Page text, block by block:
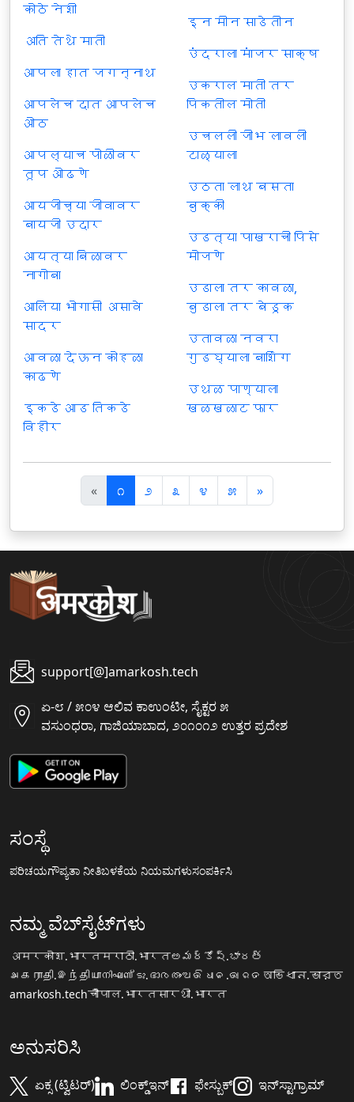
कोठे नेशी
अति तेथे माती
आपला हात जगन्नाथ
आपलेच दात आपलेच
ओठ
आपल्याच पोळीवर
तूप ओढणे
आयजीच्या जीवावर
बायजी उदार
आयत्या बिळावर
नागोबा
आलिया भोगासी असावे
सादर
आवळा देऊन कोहळा
काढणे
इकडे आड तिकडे
विहीर
इन मीन साडेतीन
उंदराला मांजर साक्ष
उकराल माती तर
पिकतील मोती
उचलली जीभ लावली
टाळ्याला
उठता लाथ बसता
बुक्की
उडत्या पाखराची पिसे
मोजणे
उडाला तर कावळा,
बुडाला तर बेडूक
उतावळा नवरा
गुडघ्याला बाशिंग
उथळ पाण्याला
खळखळाट फार
«पि
छ
ला
೧ ೨ ೩ ೪ ೫ »अ
ग
ला
support[@]amarkosh.tech
ಏ-೮ / ೫೦೪ ಆಲಿವ ಕಾಉಂಟೀ, ಸೈಕ್ಟರ ೫
ವಸುಂಧರಾ, ಗಾಜಿಯಾಬಾದ, ೨೦೧೦೧೨ ಉತ್ತರ ಪ್ರದೇಶ
ಸಂಸ್ಥೆ
ಪರಿಚಯಗೌಪ್ಯತಾ ನೀತಿಬಳಕೆಯ ನಿಯಮಗಳುಸಂಪರ್ಕಿಸಿ
ನಮ್ಮ ವೆಬ್‌ಸೈಟ್‌ಗಳು
अमरकोश.भारतमराठी.भारतఅమర్కోష్.భారత్
அகராதி.இந்தியாനിഘണ്ടു.ഭാരതംଅଭିଧାନ.ଭାରତ অভিধান.ভারত
amarkosh.techचौपाल.भारतसारथी.भारत
ಅನುಸರಿಸಿ
ಏಕ್ಸ (ಟ್ವಿಟರ್) ಲಿಂಕ್ಡ್‌ಇನ್ ಫೇಸ್ಬುಕ್ ಇನ್‌ಸ್ಟಾಗ್ರಾಮ್